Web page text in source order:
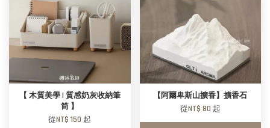
【 木質美學 | 質感奶灰收納筆
筒 】
從NT$ 150起
【阿爾卑斯山擴香】擴香石
從NT$ 80 起